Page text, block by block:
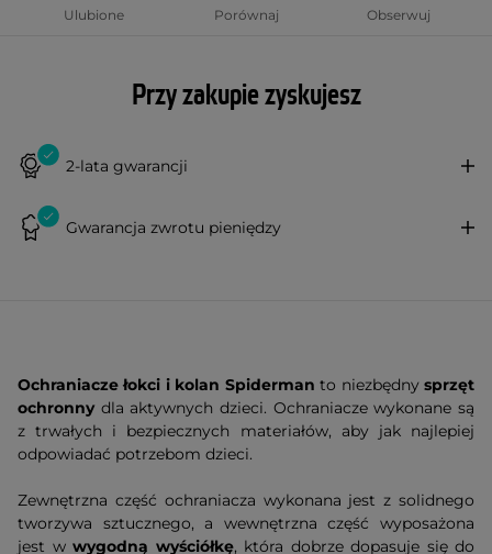
Ulubione Porównaj Obserwuj
Przy zakupie zyskujesz
2-lata gwarancji
Gwarancja zwrotu pieniędzy
Ochraniacze łokci i kolan Spiderman to niezbędnysprzęt
ochronnydla aktywnych dzieci. Ochraniacze wykonane są
z trwałych i bezpiecznych materiałów, aby jak najlepiej
odpowiadać potrzebom dzieci.
Zewnętrzna część ochraniacza wykonana jest z solidnego
tworzywa sztucznego, a wewnętrzna część wyposażona
jest w wygodną wyściółkę, która dobrze dopasuje się do